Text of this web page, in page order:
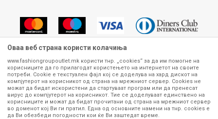
Сите информации околу производите кои се изложени на нашата
онлајн продавница се стремиме да бидат конкретни, точни и прецизни,
меѓутоа не можеме да гарантираме дека се без ниту една грешка или
пак дека сите производи во моментот се достапни на залиха.
Фотографиите се најверодостојниот приказ на производот. Доколку
дојде до потреба за замена на производ или рефундација, процедурата
Оваа веб страна користи колачиња
www.fashiongroupoutlet.mk користи тнр. „cookies“ за да им помогне на
корисниците да го прилагодат користењето на интернетот на своите
потреби. Cookie е текстуален фајл кој се доделува на хард дискот на
компјутерот на корисникот од страна на мрежниот сервер. Cookies не
можат да бидат искористени да стартуваат програм или да пренесат
вирус до компјутерот на корисникот. Тие се доделуваат единствено на
корисниците и можат да бидат прочитани од страна на мрежниот сервер
во доменот кој Ви ги пратил. Една од основните намени на тнр. сookies е
да Ви обезбеди погодности кои ќе Ви заштедат време.